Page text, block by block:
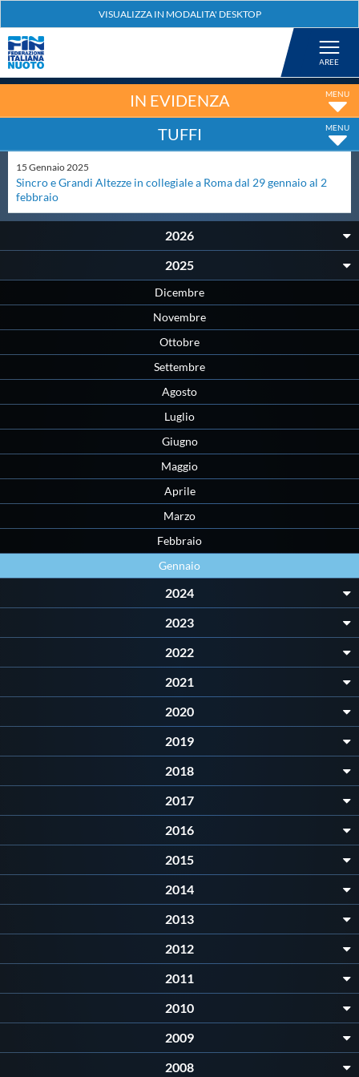
Nuoto
Tuffi
Centri Federali
Qualità
Privacy
Cookie Policy
Flash News
IN EVIDENZA
TUFFI
15 Gennaio2025
Sincro e Grandi Altezze in collegiale a Roma dal 29 gennaio al 2
febbraio
2026
2025
Dicembre
Novembre
Ottobre
Settembre
Agosto
Luglio
Giugno
Maggio
Aprile
Marzo
Febbraio
Gennaio
2024
2023
2022
2021
2020
2019
2018
2017
2016
2015
2014
2013
2012
2011
2010
2009
2008